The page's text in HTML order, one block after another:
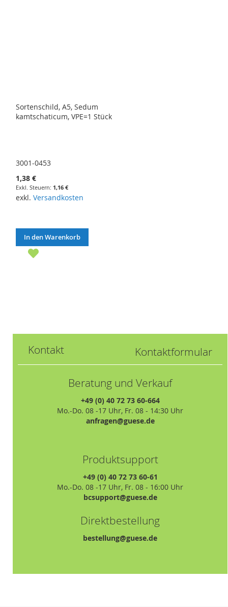
Sortenschild, A5, Sedum
kamtschaticum, VPE=1 Stück
3001-0453
1,38 €
1,16 €
exkl. Versandkosten
In den Warenkorb
Kontakt Kontaktformular
Beratung und Verkauf
+49 (0) 40 72 73 60-664
Mo.-Do. 08 -17 Uhr, Fr. 08 - 14:30 Uhr
anfragen@guese.de
Produktsupport
+49 (0) 40 72 73 60-61
Mo.-Do. 08 -17 Uhr, Fr. 08 - 16:00 Uhr
bcsupport@guese.de
Direktbestellung
bestellung@guese.de